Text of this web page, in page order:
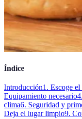
Índice
Introducción1. Escoge
Equipamiento necesario
clima6. Seguridad y
Deja el lugar limpio9.